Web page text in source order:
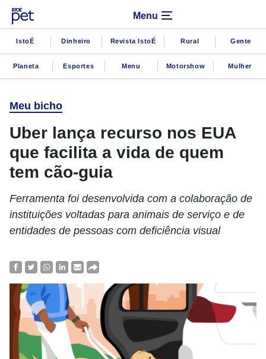
Menu
IstoÉ Dinheiro Revista IstoÉ Rural Gente
Planeta Esportes Menu Motorshow Mulher
Meu bicho
Uber lança recurso nos EUA
que facilita a vida de quem
tem cão-guia
Ferramenta foi desenvolvida com a colaboração de
instituições voltadas para animais de serviço e de
entidades de pessoas com deficiência visual